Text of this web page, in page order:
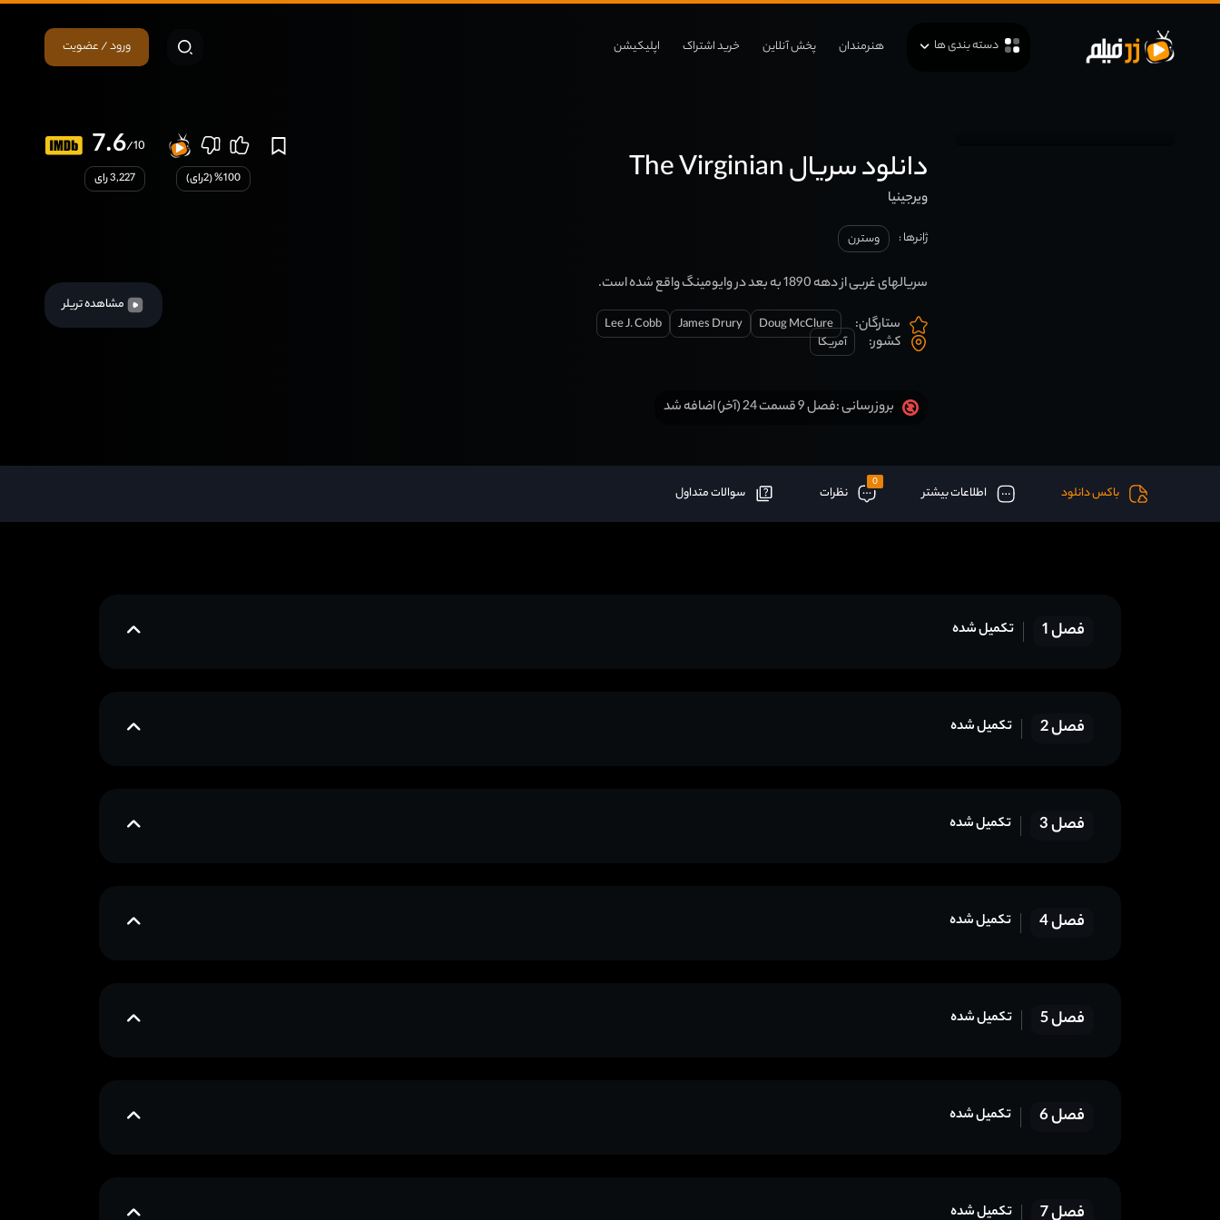
دسته بندی ها هنرمندان پخش آنلاین خرید اشتراک اپلیکیشن ورود / عضویت
دانلود سریال The Virginian
ویرجینیا
ژانرها : وسترن
سریالهای غربی از دهه 1890 به بعد در وایومینگ واقع شده است.
ستارگان:
Doug McClure
James Drury
Lee J. Cobb
کشور: آمریکا
بروزرسانی :فصل 9 قسمت 24 (آخر) اضافه شد
7.6/10
3,227 رای 100
% (
2رای)
مشاهده تریلر
باکس دانلود اطلاعات بیشتر
0
نظرات سوالات متداول
فصل 1 تکمیل شده
فصل 2 تکمیل شده
فصل 3 تکمیل شده
فصل 4 تکمیل شده
فصل 5 تکمیل شده
فصل 6 تکمیل شده
فصل 7 تکمیل شده